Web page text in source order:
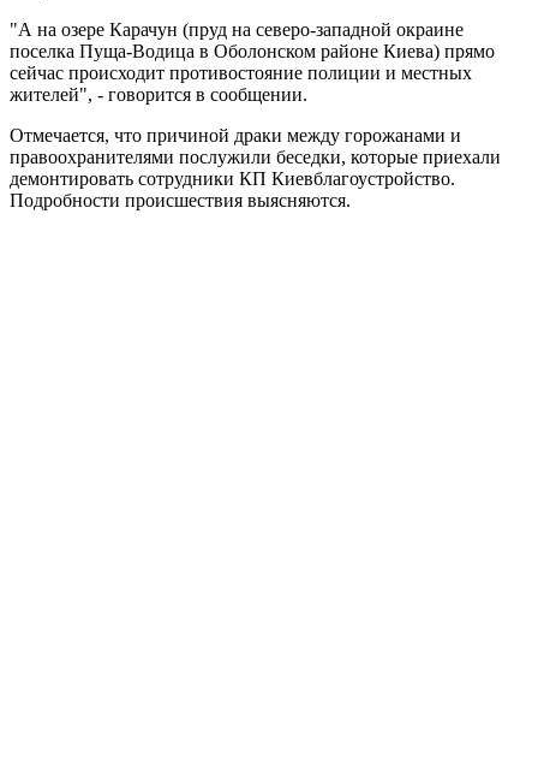
"А на озере Карачун (пруд на северо-западной окраине
поселка Пуща-Водица в Оболонском районе Киева) прямо
сейчас происходит противостояние полиции и местных
жителей", - говорится в сообщении.
Отмечается, что причиной драки между горожанами и
правоохранителями послужили беседки, которые приехали
демонтировать сотрудники КП Киевблагоустройство.
Подробности происшествия выясняются.